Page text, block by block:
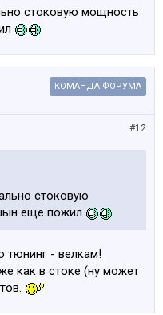
стоковую мощность
КОМАНДА ФОРУМА
#12
стоковую
еще пожил
тюнинг - велкам!
как в стоке (ну может